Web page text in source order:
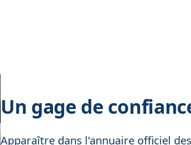
Un gage de
Apparaître dans l'annuaire officiel